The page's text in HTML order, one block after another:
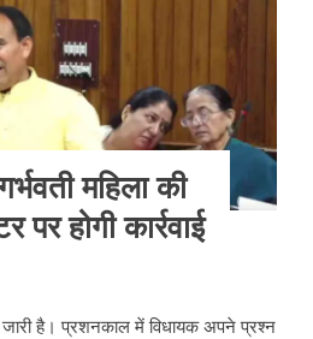
महिला की
पर होगी कार्रवाई
जारी है। प्रशनकाल में विधायक अपने प्रश्न